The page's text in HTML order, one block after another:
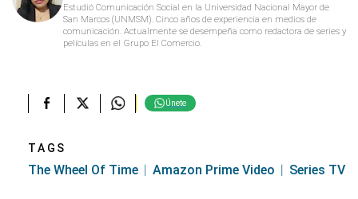
Estudió Comunicación Social en la Universidad Nacional Mayor de
San Marcos (UNMSM). Cinco años de experiencia en medios de
comunicación. Actualmente se desempeña como redactora de series y
películas en el Grupo El Comercio.
Únete
TAGS
The Wheel Of Time Amazon Prime Video Series TV